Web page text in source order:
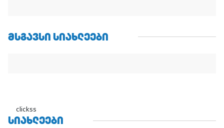
ᲛᲡᲒᲐᲕᲡᲘ ᲡᲘᲐᲮᲚᲔᲔᲑᲘ
clickss
ᲡᲘᲐᲮᲚᲔᲔᲑᲘ